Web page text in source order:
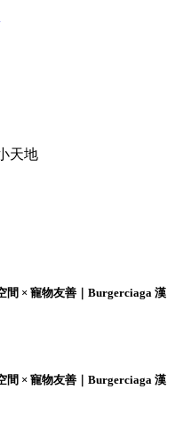
天地
間 × 寵物友善｜Burgerciaga 漢
間 × 寵物友善｜Burgerciaga 漢